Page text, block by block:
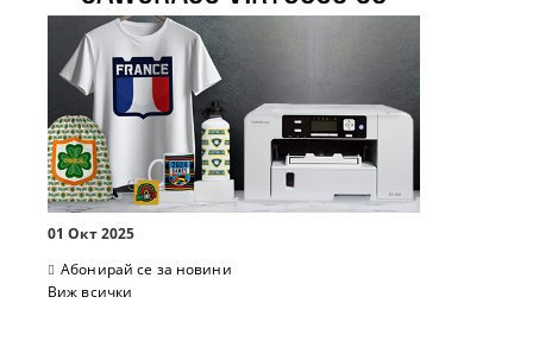
01 Окт 2025
Абонирай се за новини
Виж всички